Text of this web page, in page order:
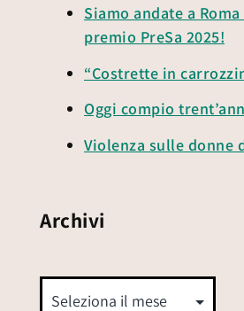
Siamo andate a
premio PreSa 2025!
“Costrette in
Oggi compio
Violenza sulle donne
Archivi